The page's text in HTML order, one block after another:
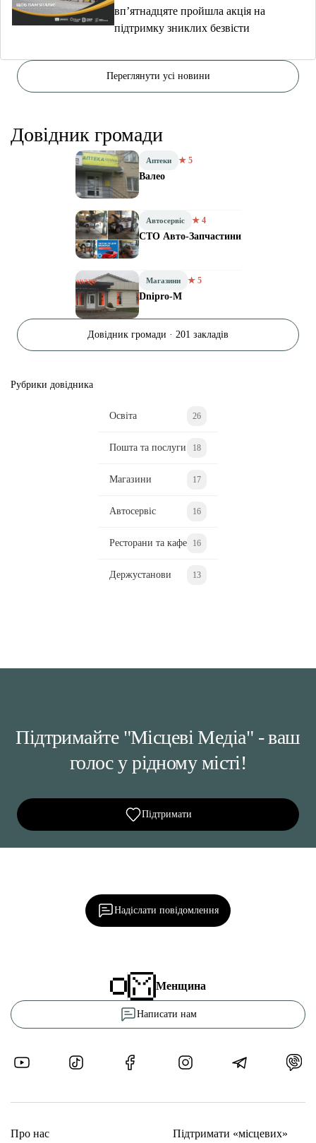
вп’ятнадцяте пройшла акція на
підтримку зниклих безвісти
Переглянути усі новини
Довідник громади
Аптеки ★ 5
Валео
Автосервіс ★ 4
СТО Авто-Запчастини
Магазини ★ 5
Dnipro-M
Довідник громади · 201 закладів
Рубрики довідника
Освіта 26
Пошта та послуги 18
Магазини 17
Автосервіс 16
Ресторани та кафе 16
Держустанови 13
Підтримайте "Місцеві Медіа" - ваш
голос у рідному місті!
Підтримати
Надіслати повідомлення
Менщина
Написати нам
Про нас Підтримати «місцевих»